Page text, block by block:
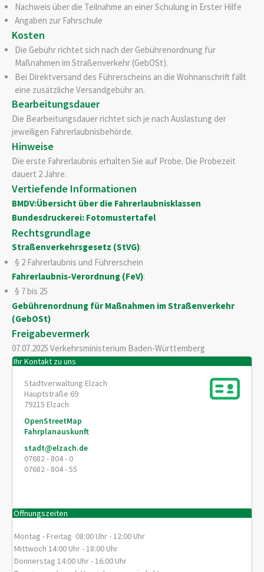
Nachweis über die Teilnahme an einer Schulung in Erster Hilfe
Angaben zur Fahrschule
Kosten
Die Gebühr richtet sich nach der Gebührenordnung für
Maßnahmen im Straßenverkehr (GebOSt).
Bei Direktversand des Führerscheins an die Wohnanschrift fällt
eine zusätzliche Versandgebühr an.
Bearbeitungsdauer
Die Bearbeitungsdauer richtet sich je nach Auslastung der
jeweiligen Fahrerlaubnisbehörde.
Hinweise
Die erste Fahrerlaubnis erhalten Sie auf Probe. Die Probezeit
dauert 2 Jahre.
Vertiefende Informationen
BMDV:Übersicht über die Fahrerlaubnisklassen
Bundesdruckerei: Fotomustertafel
Rechtsgrundlage
Straßenverkehrsgesetz (StVG):
§ 2 Fahrerlaubnis und Führerschein
Fahrerlaubnis-Verordnung (FeV):
§ 7 bis 25
Gebührenordnung für Maßnahmen im Straßenverkehr
(GebOSt)
Freigabevermerk
07.07.2025 Verkehrsministerium Baden-Württemberg
Ihr Kontakt zu uns
Stadtverwaltung Elzach
Hauptstraße 69
79215 Elzach
OpenStreetMap
Fahrplanauskunft
stadt@elzach.de
07682 - 804 - 0
07682 - 804 - 55
Öffnungszeiten
Montag - Freitag 08:00 Uhr - 12:00 Uhr
Mittwoch 14:00 Uhr - 18:00 Uhr
Donnerstag 14:00 Uhr - 16:00 Uhr